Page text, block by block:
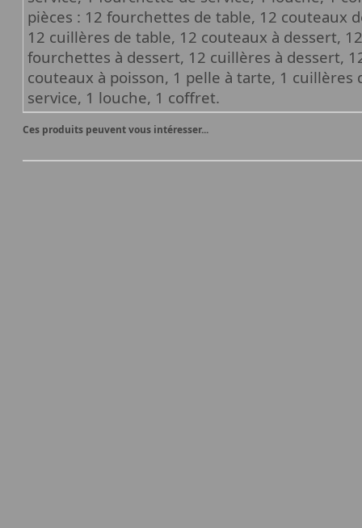
pièces : 12 fourchettes de table, 12 couteaux
12 cuillères de table, 12 couteaux à dessert,
fourchettes à dessert, 12 cuillères à dessert,
couteaux à poisson, 1 pelle à tarte, 1
service, 1 louche, 1 coffret.
Ces produits peuvent vous intéresser...